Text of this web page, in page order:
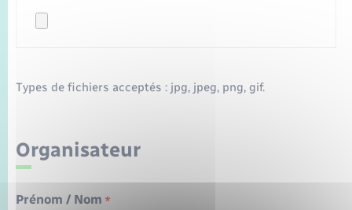
Types de fichiers acceptés : jpg, jpeg, png, gif.
Organisateur
Prénom / Nom *